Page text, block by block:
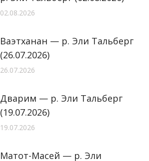
02.08.2026
Ваэтханан — р. Эли Тальберг
(26.07.2026)
26.07.2026
Дварим — р. Эли Тальберг
(19.07.2026)
19.07.2026
Матот-Масей — р. Эли